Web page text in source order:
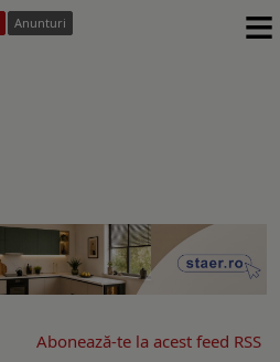
Anunturi ≡
Abonează-te la acest feed RSS